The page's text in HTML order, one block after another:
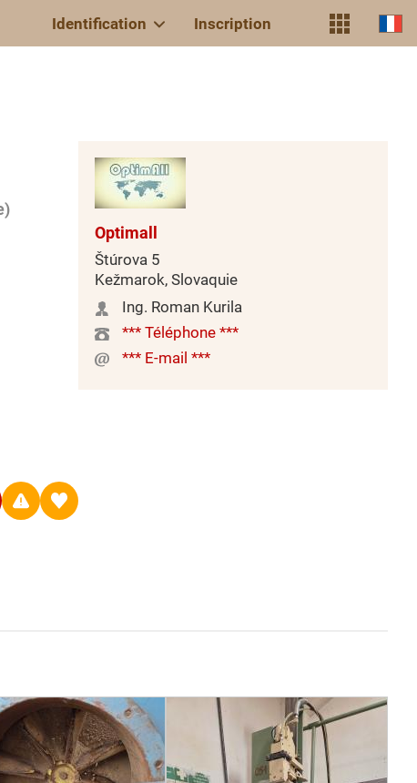
Identification Inscription
Optimall
Štúrova 5
Kežmarok, Slovaquie
Ing. Roman Kurila
*** Téléphone ***
*** E-mail ***